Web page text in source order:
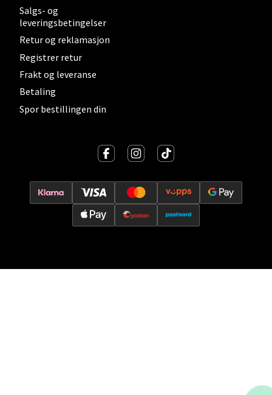
Salgs- og
leveringsbetingelser
Retur og reklamasjon
Registrer retur
Frakt og leveranse
Betaling
Spor bestillingen din
Leirvik - Stord
Torgbakken 2, 5401 Stord